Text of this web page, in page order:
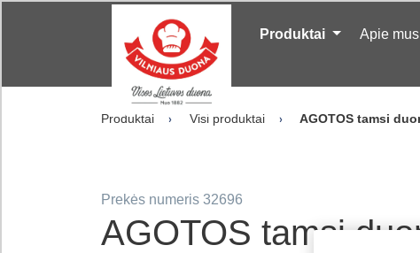
Produktai Apie mus
Produktai Visi produktai AGOTOS tamsi
Prekės numeris 32696
AGOTOS tamsi